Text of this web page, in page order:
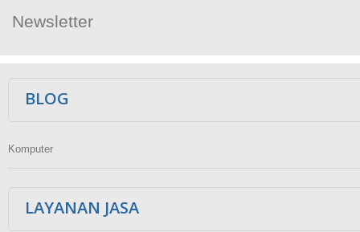
Newsletter
BLOG
Komputer
LAYANAN JASA